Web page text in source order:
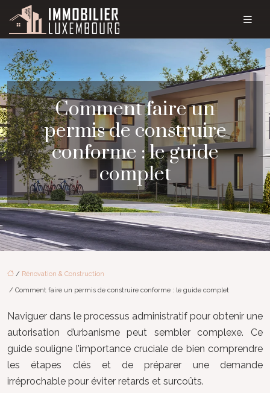
Comment faire un
permis de construire
conforme : le guide
complet
/ Rénovation & Construction
/ Comment faire un permis de construire conforme : le guide complet
Naviguer dans le processus administratif pour obtenir une
autorisation d’urbanisme peut sembler complexe. Ce
guide souligne l’importance cruciale de bien comprendre
les étapes clés et de préparer une demande
irréprochable pour éviter retards et surcoûts.